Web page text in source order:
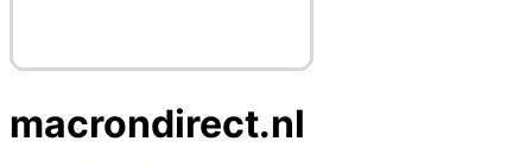
macrondirect.nl